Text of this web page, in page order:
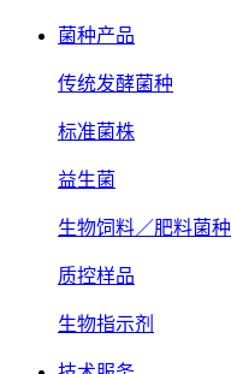
菌种产品
传统发酵菌种
标准菌株
益生菌
生物饲料／肥料菌种
质控样品
生物指示剂